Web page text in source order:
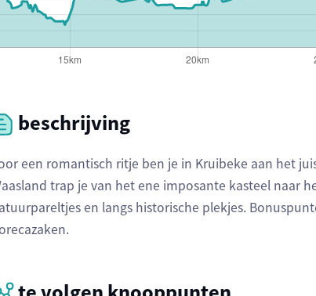
beschrijving
een romantisch ritje ben je in Kruibeke aan het
trap je van het ene imposante kasteel naar
en langs historische plekjes.